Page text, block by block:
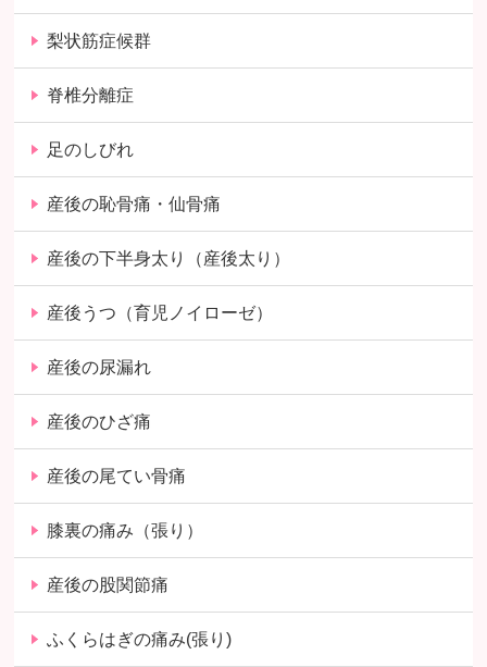
梨状筋症候群
脊椎分離症
足のしびれ
産後の恥骨痛・仙骨痛
産後の下半身太り（産後太り）
産後うつ（育児ノイローゼ）
産後の尿漏れ
産後のひざ痛
産後の尾てい骨痛
膝裏の痛み（張り）
産後の股関節痛
ふくらはぎの痛み(張り)